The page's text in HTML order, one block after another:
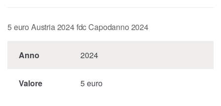
5 euro Austria 2024 fdc Capodanno 2024
Anno 2024
Valore 5 euro